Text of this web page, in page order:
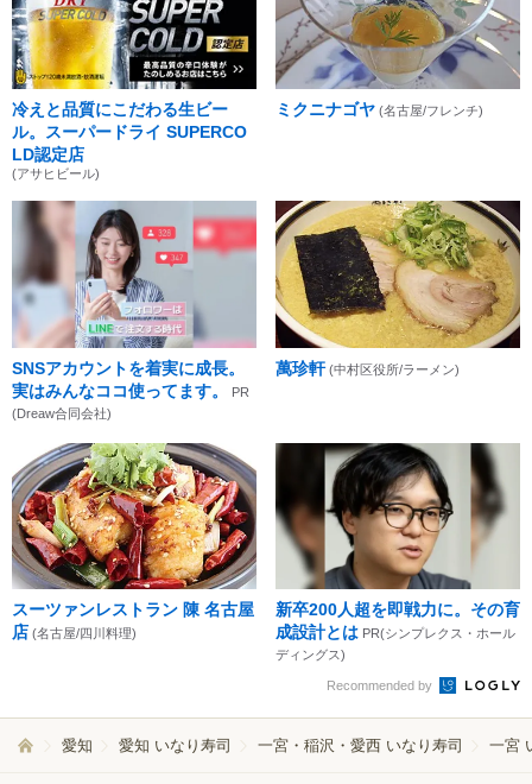
冷えと品質にこだわる生ビー
ル。スーパードライ SUPERCO
LD認定店
(アサヒビール)
ミクニナゴヤ (名古屋/フレンチ)
SNSアカウントを着実に成長。
実はみんなココ使ってます。
PR
(Dreaw合同会社)
萬珍軒 (中村区役所/ラーメン)
スーツァンレストラン 陳 名古屋
店 (名古屋/四川料理)
新卒200人超を即戦力に。その育
成設計とは PR(シンプレクス・ホール
ディングス)
Recommended by
愛知 愛知 いなり寿司 一宮・稲沢・愛西 いなり寿司 一宮